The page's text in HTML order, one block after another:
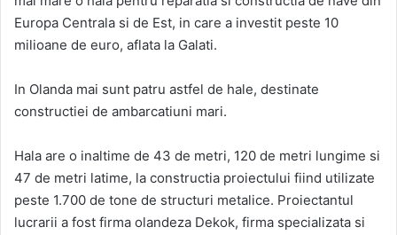
Europa Centrala si de Est, in care a investit peste 10
milioane de euro, aflata la Galati.
In Olanda mai sunt patru astfel de hale, destinate
constructiei de ambarcatiuni mari.
Hala are o inaltime de 43 de metri, 120 de metri lungime si
47 de metri latime, la constructia proiectului fiind utilizate
peste 1.700 de tone de structuri metalice. Proiectantul
lucrarii a fost firma olandeza Dekok, firma specializata si